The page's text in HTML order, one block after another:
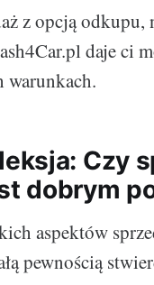
z opcją
daje ci
warunkach.
Czy
dobrym
aspektów
pewnością